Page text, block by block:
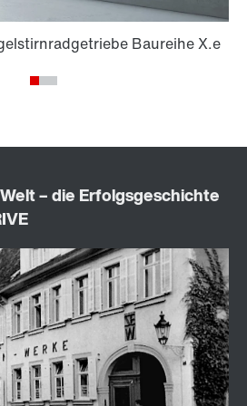
Zustand bestehender Anlagen.
EURODRIVE nicht mehr
Hersteller instand
nachbauen.